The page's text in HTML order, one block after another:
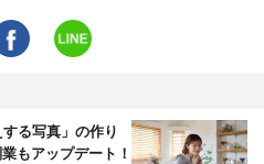
る写真」の作り
もアップデート！